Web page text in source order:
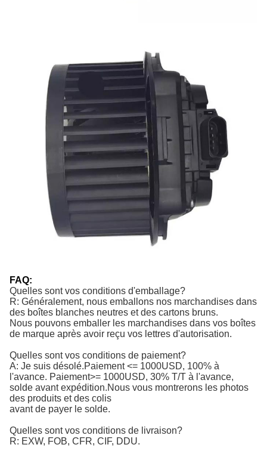
FAQ:
Quelles sont vos conditions d'emballage?
R: Généralement, nous emballons nos marchandises dans
des boîtes blanches neutres et des cartons bruns.
Nous pouvons emballer les marchandises dans vos boîtes
de marque après avoir reçu vos lettres d'autorisation.
Quelles sont vos conditions de paiement?
A: Je suis désolé.Paiement <= 1000USD, 100% à
l'avance. Paiement>= 1000USD, 30% T/T à l'avance,
solde avant expédition.Nous vous montrerons les photos
des produits et des colis
avant de payer le solde.
Quelles sont vos conditions de livraison?
R: EXW, FOB, CFR, CIF, DDU.